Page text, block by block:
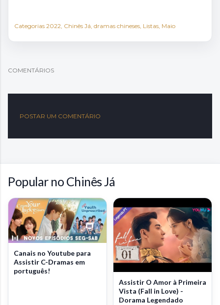
Categorias 2022 Chinês Já dramas chineses Listas Maio
COMENTÁRIOS
POSTAR UM COMENTÁRIO
Popular no Chinês Já
Canais no Youtube para
Assistir C-Dramas em
português!
Assistir O Amor à Primeira
Vista (Fall in Love) -
Dorama Legendado